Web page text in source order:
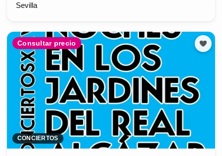
Sevilla
Consultar precio
CONCIERTOS